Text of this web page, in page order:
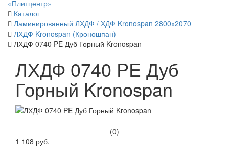
«Плитцентр»
Каталог
Ламинированный ЛХДФ / ХДФ Kronospan 2800х2070
ЛХДФ Kronospan (Кроношпан)
ЛХДФ 0740 PE Дуб Горный Kronospan
ЛХДФ 0740 PE Дуб
Горный Kronospan
(0)
1 108 руб.